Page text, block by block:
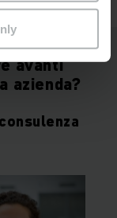
avanti
azienda?